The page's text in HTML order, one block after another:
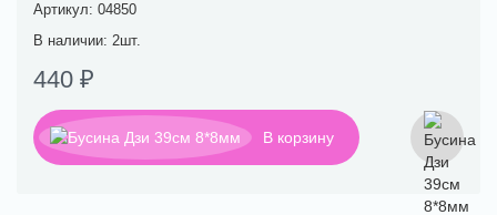
Артикул: 04850
В наличии: 2шт.
440 ₽
В корзину